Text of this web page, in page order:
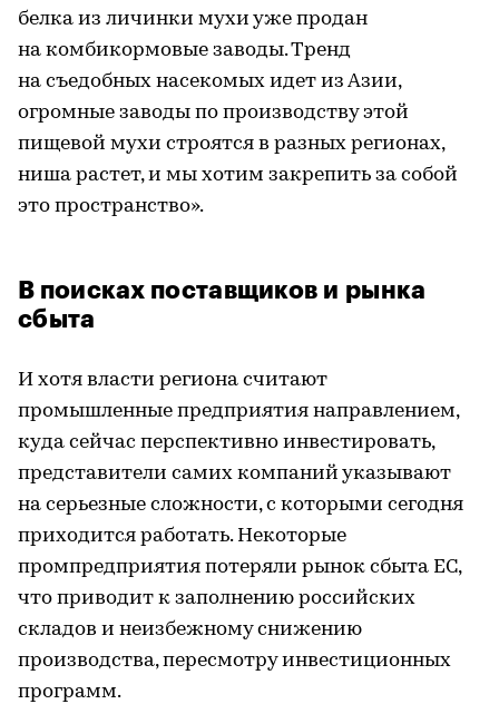
белка из личинки мухи уже продан
на комбикормовые заводы. Тренд
на съедобных насекомых идет из Азии,
огромные заводы по производству этой
пищевой мухи строятся в разных регионах,
ниша растет, и мы хотим закрепить за собой
это пространство».
В поисках поставщиков и рынка
сбыта
И хотя власти региона считают
промышленные предприятия направлением,
куда сейчас перспективно инвестировать,
представители самих компаний указывают
на серьезные сложности, с которыми сегодня
приходится работать. Некоторые
промпредприятия потеряли рынок сбыта ЕС,
что приводит к заполнению российских
складов и неизбежному снижению
производства, пересмотру инвестиционных
программ.